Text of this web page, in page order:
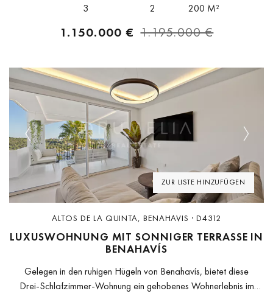
3
2
200 M²
1.150.000 € 1.195.000 €
ZUR LISTE HINZUFÜGEN
Previous Next
ALTOS DE LA QUINTA, BENAHAVIS · D4312
LUXUSWOHNUNG MIT SONNIGER TERRASSE IN
BENAHAVÍS
Gelegen in den ruhigen Hügeln von Benahavís, bietet diese
Drei‑Schlafzimmer‑Wohnung ein gehobenes Wohnerlebnis im